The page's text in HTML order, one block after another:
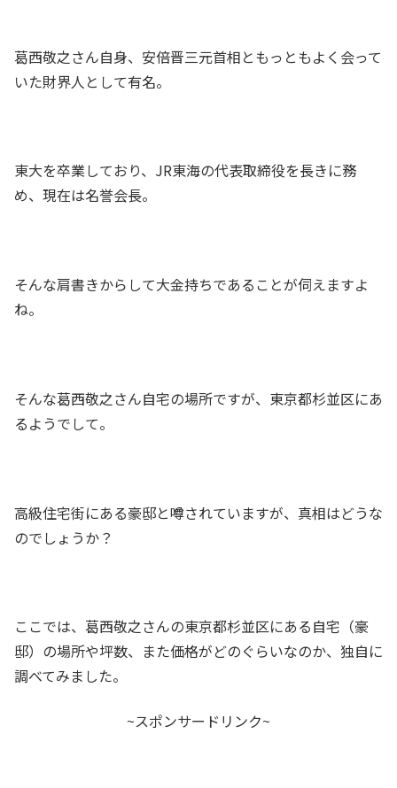
葛西敬之さん自身、安倍晋三元首相ともっともよく会って
いた財界人として有名。
東大を卒業しており、JR東海の代表取締役を長きに務
め、現在は名誉会長。
そんな肩書きからして大金持ちであることが伺えますよ
ね。
そんな葛西敬之さん自宅の場所ですが、東京都杉並区にあ
るようでして。
高級住宅街にある豪邸と噂されていますが、真相はどうな
のでしょうか？
ここでは、葛西敬之さんの東京都杉並区にある自宅（豪
邸）の場所や坪数、また価格がどのぐらいなのか、独自に
調べてみました。
~スポンサードリンク~